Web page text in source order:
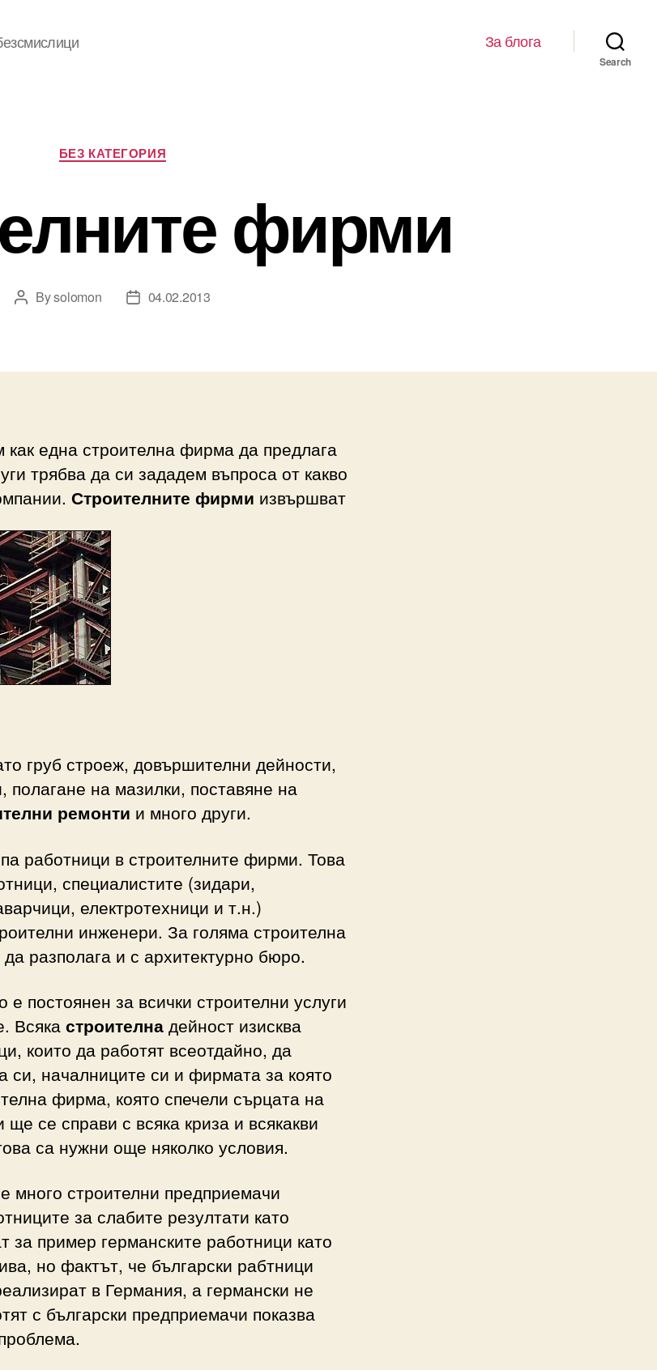
За блога
Search
Categories
БЕЗ КАТЕГОРИЯ
фирми
PostBysolomon
Post04.02.2013
как една строителна фирма да предлага
трябва да си зададем въпроса от какво
Строителните фирми извършват
груб строеж, довършителни дейности,
полагане на мазилки, поставяне на
ремонти и много други.
работници в строителните фирми. Това
специалистите (зидари,
електротехници и т.н.)
инженери. За голяма строителна
разполага и с архитектурно бюро.
е постоянен за всички строителни услуги
Всякастроителна дейност изисква
които да работят всеотдайно, да
си, началниците си и фирмата за която
фирма, която спечели сърцата на
ще се справи с всяка криза и всякакви
са нужни още няколко условия.
много строителни предприемачи
за слабите резултати като
за пример германските работници като
но фактът, че български рабтници
в Германия, а германски не
с български предприемачи показва